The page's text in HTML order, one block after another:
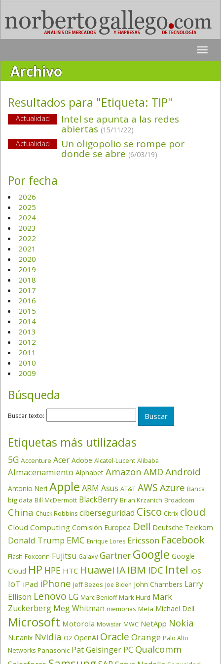
Toggle
Archivo
Resultados para "Etiqueta: TIP"
Actualidad Intel se apunta a las redes
abiertas (15/11/22)
Actualidad
Un oligopolio se rompe por
donde se abre (6/03/19)
Por fecha
2026
2025
2024
2023
2022
2021
2020
2019
2018
2017
2016
2015
2014
2013
2012
2011
2010
2009
Búsqueda
Buscar texto:
Etiquetas más utilizadas
5G Accenture Acer Adobe Alcatel-Lucent Alibaba
Almacenamiento Alphabet Amazon AMD Android
Antonio Neri Apple ARM Asus AT&T AWSAzure Banca
big data Bill McDermott BlackBerry Brian Krzanich Broadcom
China Chuck Robbins ciberseguridad Cisco Citrix cloud
Cloud Computing Comisión Europea Dell Deutsche Telekom
Donald Trump EMC Enrique Lores Ericsson Facebook
Flash Foxconn Fujitsu Galaxy Gartner Google Google
Cloud HP HPE HTC Huawei IA IBM IDC Intel iOS
IoT iPad iPhone Jeff Bezos Joe Biden John Chambers Larry
Ellison Lenovo LG Marc Benioff Mark Hurd Mark
Zuckerberg Meg Whitman memorias Meta Michael Dell
Microsoft Motorola Movistar MWC NetApp Nokia
Nutanix Nvidia O2 OpenAI Oracle Orange Palo Alto
Networks Panasonic Pat Gelsinger PC Qualcomm